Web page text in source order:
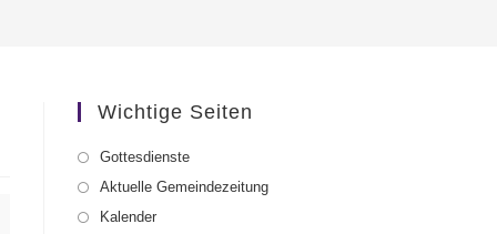
Wichtige Seiten
Gottesdienste
Aktuelle Gemeindezeitung
Kalender